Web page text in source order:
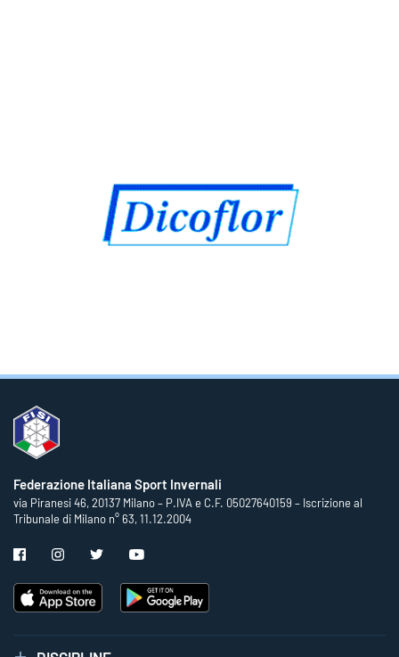
Federazione Italiana Sport Invernali
via Piranesi 46, 20137 Milano – P.IVA e C.F. 05027640159 – Iscrizione al
Tribunale di Milano n° 63, 11.12.2004